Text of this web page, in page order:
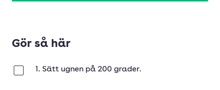
Gör så här
1. Sätt ugnen på 200 grader.